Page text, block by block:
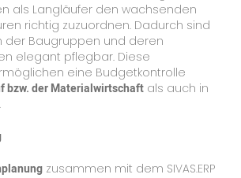
als Langläufer den wachsenden
richtig zuzuordnen. Dadurch sind
der Baugruppen und deren
elegant pflegbar. Diese
eine Budgetkontrolle
bzw. der Materialwirtschaft als auch in
.
zusammen mit dem SIVAS.ERP